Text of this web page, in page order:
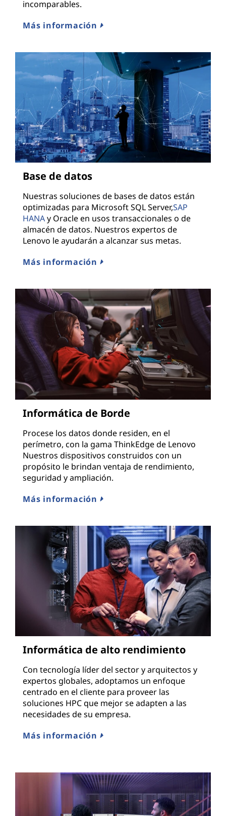
incomparables.
Más información
Base de datos
Nuestras soluciones de bases de datos están
optimizadas para Microsoft SQL Server,SAP
HANAy Oracle en usos transaccionales o de
almacén de datos. Nuestros expertos de
Lenovo le ayudarán a alcanzar sus metas.
Más información
Informática de Borde
Procese los datos donde residen, en el
perímetro, con la gama ThinkEdge de Lenovo
Nuestros dispositivos construidos con un
propósito le brindan ventaja de rendimiento,
seguridad y ampliación.
Más información
Informática de alto rendimiento
Con tecnología líder del sector y arquitectos y
expertos globales, adoptamos un enfoque
centrado en el cliente para proveer las
soluciones HPC que mejor se adapten a las
necesidades de su empresa.
Más información